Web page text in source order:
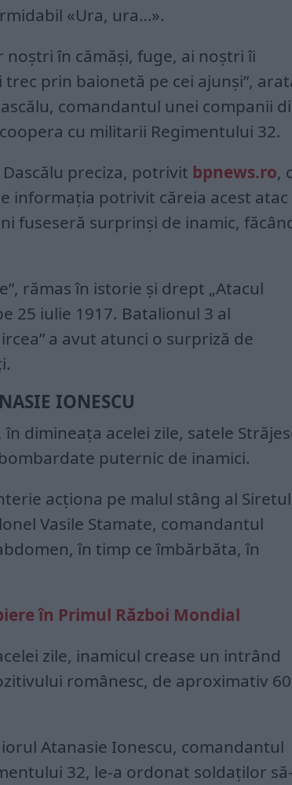
«Ura, ura…».
în cămăşi, fuge, ai noştri îi
prin baionetă pe cei ajunşi”,
comandantul unei companii
cu militarii Regimentului 32.
preciza, potrivit bpnews.ro,
informația potrivit căreia acest atac
fuseseră surprinşi de inamic,
rămas în istorie și drept „Atacul
25 iulie 1917. Batalionul 3 al
a avut atunci o surpriză de
IONESCU
dimineaţa acelei zile, satele
puternic de inamici.
acţiona pe malul stâng al
Vasile Stamate, comandantul
în timp ce îmbărbăta, în
în Primul Război Mondial
zile, inamicul crease un intrând
românesc, de aproximativ
Atanasie Ionescu, comandantul
32, le-a ordonat soldaţilor